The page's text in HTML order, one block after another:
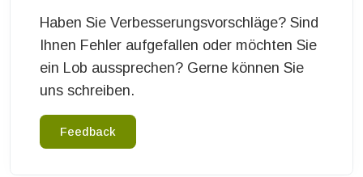
Haben Sie Verbesserungsvorschläge? Sind
Ihnen Fehler aufgefallen oder möchten Sie
ein Lob aussprechen? Gerne können Sie
uns schreiben.
Feedback